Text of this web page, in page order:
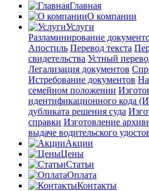
Главная
О компании
Услуги
Разламинирование
Апостиль Перевод текста
свидетельства Устный
Легализация документов
Истребование документов
семейном положении
идентификационного кода
дубликата решения суда
справки Изготовление
выдаче водительского
Акции
Цены
Статьи
Оплата
Контакты